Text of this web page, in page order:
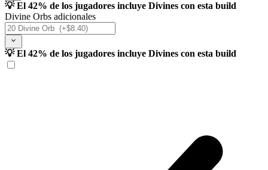
💡 El 42% de los jugadores incluye Divines con esta build
Divine Orbs adicionales
💡 El 42% de los jugadores incluye Divines con esta build